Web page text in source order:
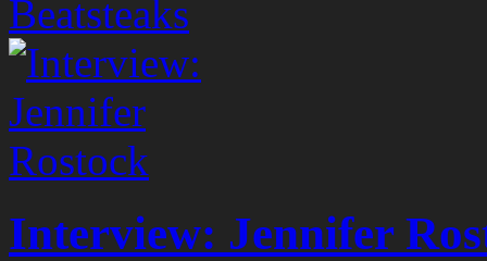
Beatsteaks
Interview: Jennifer